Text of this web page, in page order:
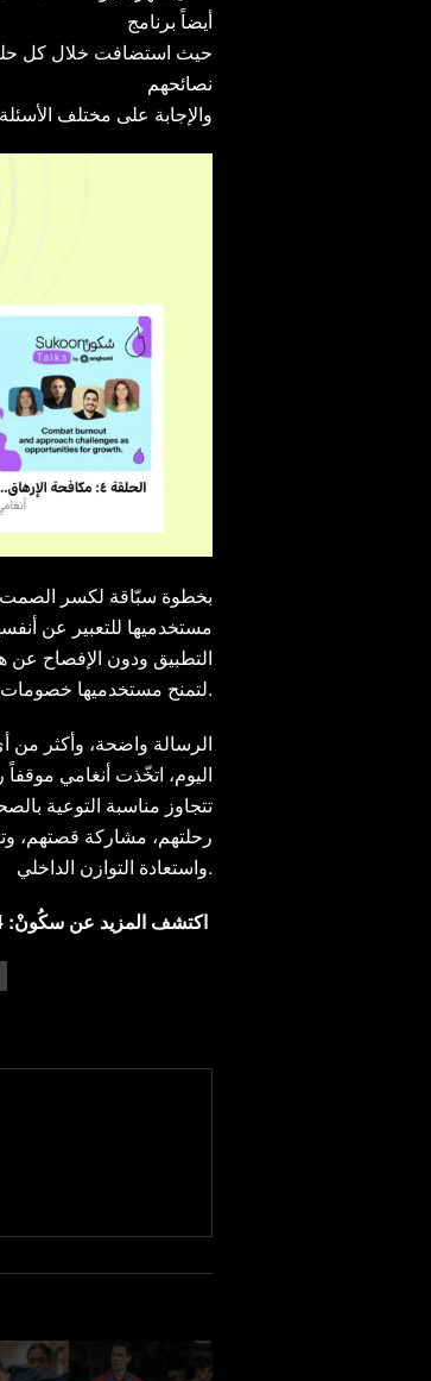
أيضاً برنامج
نصائحهم
.والإجابة على مختلف الأسئلة
بخطوة سبّاقة لكسر الصمت
مستخدميها للتعبير عن
التطبيق ودون الإفصاح عن
لتمنح مستخدميها خصومات حصرية على خدمات الصحة النفسية.
الرسالة واضحة، وأكثر
اليوم، اتخّذت أنغامي
تتجاوز مناسبة التوعية
رحلتهم، مشاركة قصتهم،
واستعادة التوازن الداخلي.